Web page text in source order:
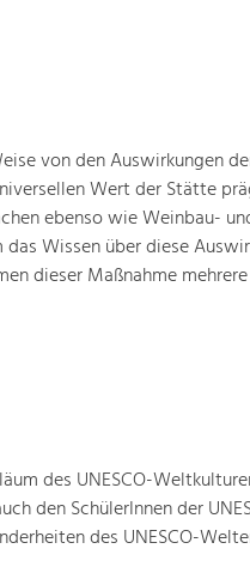
von den Auswirkungen
Wert der Stätte
ebenso wie Weinbau-
Wissen über diese
dieser Maßnahme mehrere
des UNESCO-
den SchülerInnen der
des UNESCO-